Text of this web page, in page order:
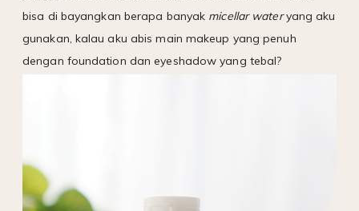
bisa di bayangkan berapa banyak micellar wateryang aku
gunakan, kalau aku abis main makeup yang penuh
dengan foundation dan eyeshadow yang tebal?